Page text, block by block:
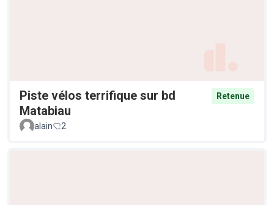
Piste vélos terrifique sur bd
Matabiau
Retenue
alain 2